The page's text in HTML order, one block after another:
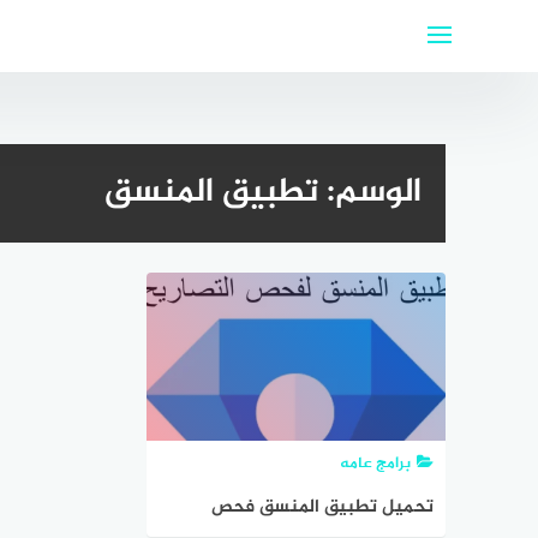
الوسم:تطبيق المنسق
برامج عامه
تحميل تطبيق المنسق فحص